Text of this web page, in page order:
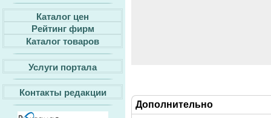
Каталог цен
Рейтинг фирм
Каталог товаров
Услуги портала
Контакты редакции
Дополнительно